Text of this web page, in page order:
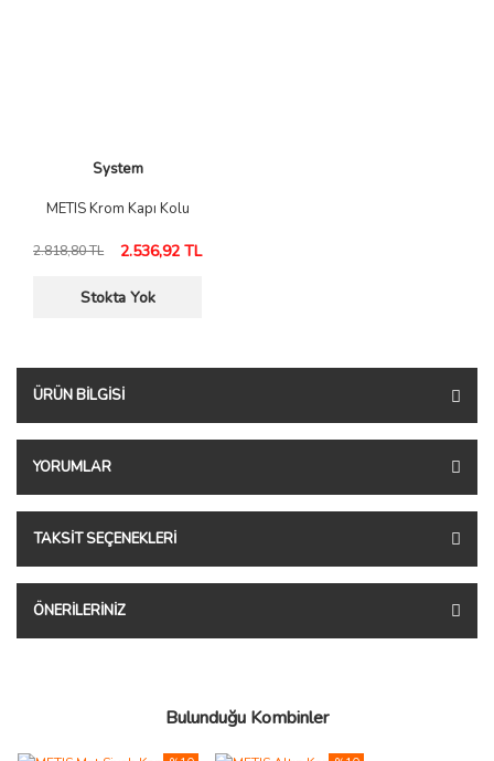
System
METIS Krom Kapı Kolu
2.818,80 TL 2.536,92 TL
Stokta Yok
ÜRÜN BILGISI
YORUMLAR
TAKSIT SEÇENEKLERI
ÖNERILERINIZ
Bulunduğu Kombinler